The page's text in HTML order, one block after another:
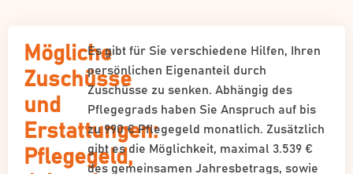
Mögliche
Zuschüsse
und
Erstattungen:
Pflegegeld,
Es gibt für Sie verschiedene Hilfen, Ihren
persönlichen Eigenanteil durch
Zuschüsse zu senken. Abhängig des
Pflegegrads haben Sie Anspruch auf bis
zu 990 € Pflegegeld monatlich. Zusätzlich
gibt es die Möglichkeit, maximal 3.539 €
des gemeinsamen Jahresbetrags, sowie